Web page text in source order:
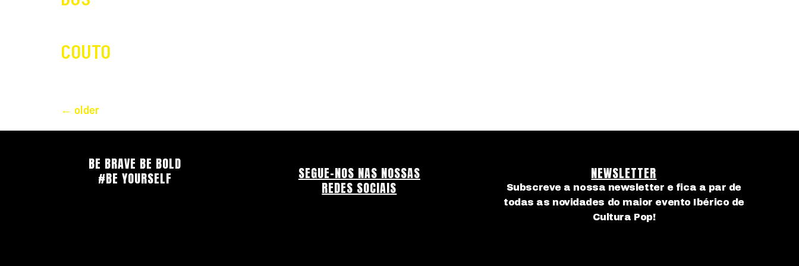
COUTO
← older
BE BRAVE BE BOLD
#BE YOURSELF
SEGUE-NOS NAS NOSSAS
REDES SOCIAIS
NEWSLETTER
Subscreve a nossa newsletter e fica a par de
todas as novidades do maior evento Ibérico de
Cultura Pop!